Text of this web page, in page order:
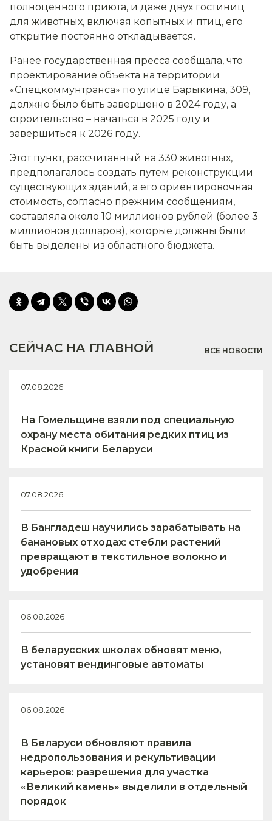
полноценного приюта, и даже двух гостиниц
для животных, включая копытных и птиц, его
открытие постоянно откладывается.
Ранее государственная пресса сообщала, что
проектирование объекта на территории
«Спецкоммунтранса» по улице Барыкина, 309,
должно было быть завершено в 2024 году, а
строительство – начаться в 2025 году и
завершиться к 2026 году.
Этот пункт, рассчитанный на 330 животных,
предполагалось создать путем реконструкции
существующих зданий, а его ориентировочная
стоимость, согласно прежним сообщениям,
составляла около 10 миллионов рублей (более 3
миллионов долларов), которые должны были
быть выделены из областного бюджета.
СЕЙЧАС НА ГЛАВНОЙ ВСЕ НОВОСТИ
07.08.2026
На Гомельщине взяли под специальную
охрану места обитания редких птиц из
Красной книги Беларуси
07.08.2026
В Бангладеш научились зарабатывать на
банановых отходах: стебли растений
превращают в текстильное волокно и
удобрения
06.08.2026
В беларусских школах обновят меню,
установят вендинговые автоматы
06.08.2026
В Беларуси обновляют правила
недропользования и рекультивации
карьеров: разрешения для участка
«Великий камень» выделили в отдельный
порядок